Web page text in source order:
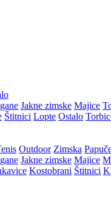
Jakne zimske Majice
Štitnici Lopte Ostalo
Outdoor Zimska
Jakne zimske Majice
Kostobrani Štitnici